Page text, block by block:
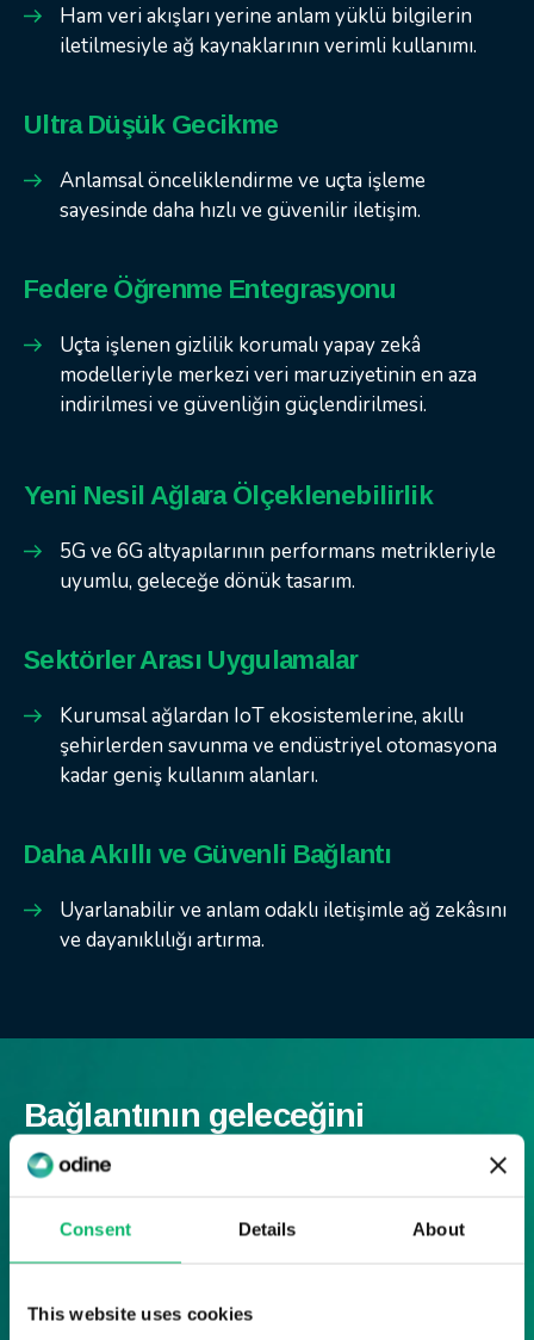
Consent Details About
This website uses cookies
Ham veri akışları yerine anlam yüklü bilgilerin
iletilmesiyle ağ kaynaklarının verimli kullanımı.
Ultra Düşük Gecikme
Anlamsal önceliklendirme ve uçta işleme
sayesinde daha hızlı ve güvenilir iletişim.
Federe Öğrenme Entegrasyonu
Uçta işlenen gizlilik korumalı yapay zekâ
modelleriyle merkezi veri maruziyetinin en aza
indirilmesi ve güvenliğin güçlendirilmesi.
Yeni Nesil Ağlara Ölçeklenebilirlik
5G ve 6G altyapılarının performans metrikleriyle
uyumlu, geleceğe dönük tasarım.
Sektörler Arası Uygulamalar
Kurumsal ağlardan IoT ekosistemlerine, akıllı
şehirlerden savunma ve endüstriyel otomasyona
kadar geniş kullanım alanları.
Daha Akıllı ve Güvenli Bağlantı
Uyarlanabilir ve anlam odaklı iletişimle ağ zekâsını
ve dayanıklılığı artırma.
Bağlantının geleceğini
deneyimleyin.
güvenli 5G ve 6G ağlarını nasıl
iletişime geçin.